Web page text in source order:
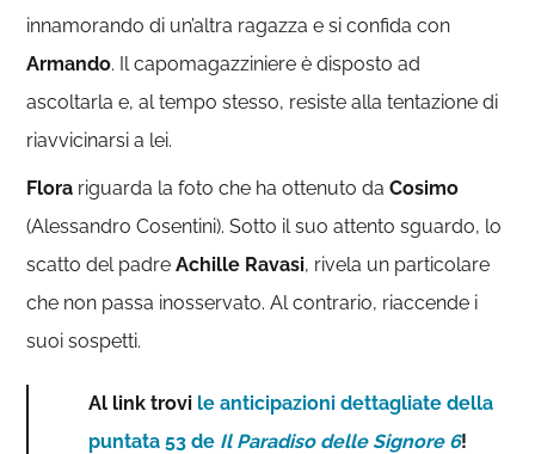
innamorando di un’altra ragazza e si confida con
Armando. Il capomagazziniere è disposto ad
ascoltarla e, al tempo stesso, resiste alla tentazione di
riavvicinarsi a lei.
Flora riguarda la foto che ha ottenuto daCosimo
(Alessandro Cosentini). Sotto il suo attento sguardo, lo
scatto del padreAchille Ravasi, rivela un particolare
che non passa inosservato. Al contrario, riaccende i
suoi sospetti.
Al link trovi le anticipazioni dettagliate della
puntata 53 de Il Paradiso delle Signore 6!